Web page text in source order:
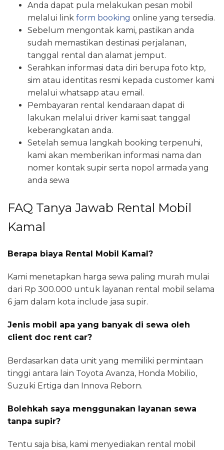
Anda dapat pula melakukan pesan mobil
melalui link form booking online yang tersedia.
Sebelum mengontak kami, pastikan anda
sudah memastikan destinasi perjalanan,
tanggal rental dan alamat jemput.
Serahkan informasi data diri berupa foto ktp,
sim atau identitas resmi kepada customer kami
melalui whatsapp atau email.
Pembayaran rental kendaraan dapat di
lakukan melalui driver kami saat tanggal
keberangkatan anda.
Setelah semua langkah booking terpenuhi,
kami akan memberikan informasi nama dan
nomer kontak supir serta nopol armada yang
anda sewa
FAQ Tanya Jawab Rental Mobil
Kamal
Berapa biaya Rental Mobil Kamal?
Kami menetapkan harga sewa paling murah mulai
dari Rp 300.000 untuk layanan rental mobil selama
6 jam dalam kota include jasa supir.
Jenis mobil apa yang banyak di sewa oleh
client doc rent car?
Berdasarkan data unit yang memiliki permintaan
tinggi antara lain Toyota Avanza, Honda Mobilio,
Suzuki Ertiga dan Innova Reborn.
Bolehkah saya menggunakan layanan sewa
tanpa supir?
Tentu saja bisa, kami menyediakan rental mobil